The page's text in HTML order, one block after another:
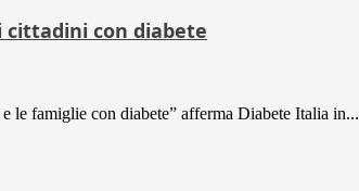
cittadini con diabete
le famiglie con diabete” afferma Diabete Italia in...